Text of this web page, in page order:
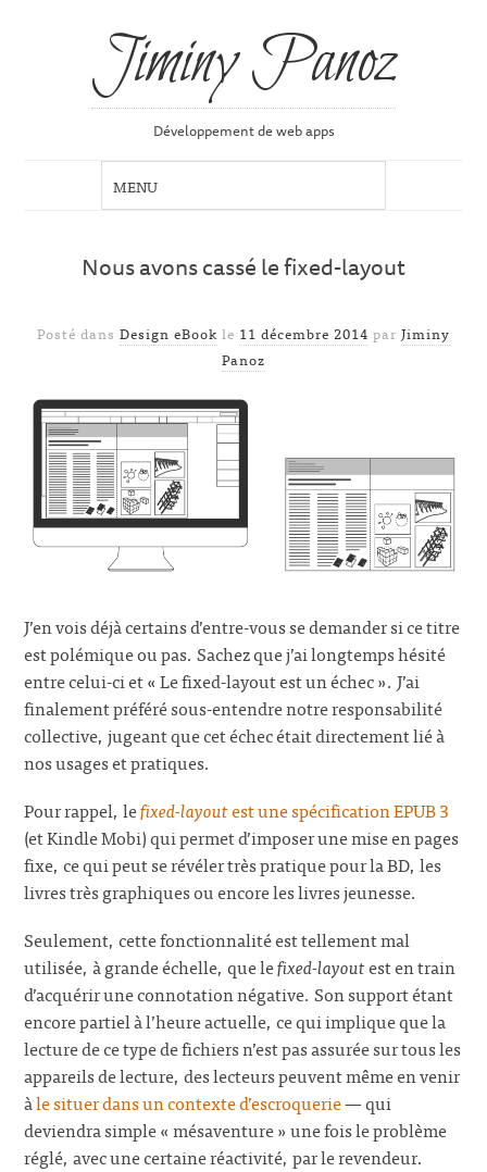
Jiminy Panoz
Développement de web apps
Nous avons cassé le fixed-layout
Posté dans Design eBookle 11 décembre 2014 par Jiminy
Panoz
J’en vois déjà certains d’entre-vous se demander si ce titre
est polémique ou pas. Sachez que j’ai longtemps hésité
entre celui-ci et « Le fixed-layout est un échec ». J’ai
finalement préféré sous-entendre notre responsabilité
collective, jugeant que cet échec était directement lié à
nos usages et pratiques.
Pour rappel, lefixed-layoutest une spécification EPUB 3
(et Kindle Mobi) qui permet d’imposer une mise en pages
fixe, ce qui peut se révéler très pratique pour la BD, les
livres très graphiques ou encore les livres jeunesse.
Seulement, cette fonctionnalité est tellement mal
utilisée, à grande échelle, que lefixed-layoutest en train
d’acquérir une connotation négative. Son support étant
encore partiel à l’heure actuelle, ce qui implique que la
lecture de ce type de fichiers n’est pas assurée sur tous les
appareils de lecture, des lecteurs peuvent même en venir
àle situer dans un contexte d’escroquerie— qui
deviendra simple « mésaventure » une fois le problème
réglé, avec une certaine réactivité, par le revendeur.